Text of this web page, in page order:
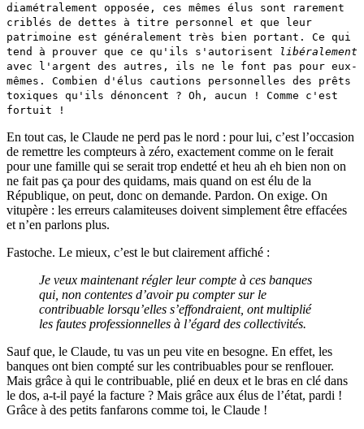
diamétralement opposée, ces mêmes élus sont rarement
criblés de dettes à titre personnel et que leur
patrimoine est généralement très bien portant. Ce qui
tend à prouver que ce qu'ils s'autorisent
libéralement
avec l'argent des autres, ils ne le font pas pour eux-
mêmes. Combien d'élus cautions personnelles des prêts
toxiques qu'ils dénoncent ? Oh, aucun ! Comme c'est
fortuit !
En tout cas, le Claude ne perd pas le nord : pour lui, c’est l’occasion
de remettre les compteurs à zéro, exactement comme on le ferait
pour une famille qui se serait trop endetté et heu ah eh bien non on
ne fait pas ça pour des quidams, mais quand on est élu de la
République, on peut, donc on demande. Pardon. On exige. On
vitupère : les erreurs calamiteuses doivent simplement être effacées
et n’en parlons plus.
Fastoche. Le mieux, c’est le but clairement affiché :
Je veux maintenant régler leur compte à ces banques
qui, non contentes d’avoir pu compter sur le
contribuable lorsqu’elles s’effondraient, ont multiplié
les fautes professionnelles à l’égard des collectivités.
Sauf que, le Claude, tu vas un peu vite en besogne. En effet, les
banques ont bien compté sur les contribuables pour se renflouer.
Mais grâce à qui le contribuable, plié en deux et le bras en clé dans
le dos, a-t-il payé la facture ? Mais grâce aux élus de l’état, pardi !
Grâce à des petits fanfarons comme toi, le Claude !